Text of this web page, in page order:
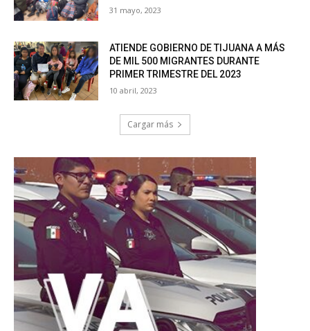
31 mayo, 2023
ATIENDE GOBIERNO DE TIJUANA A MÁS
DE MIL 500 MIGRANTES DURANTE
PRIMER TRIMESTRE DEL 2023
10 abril, 2023
Cargar más